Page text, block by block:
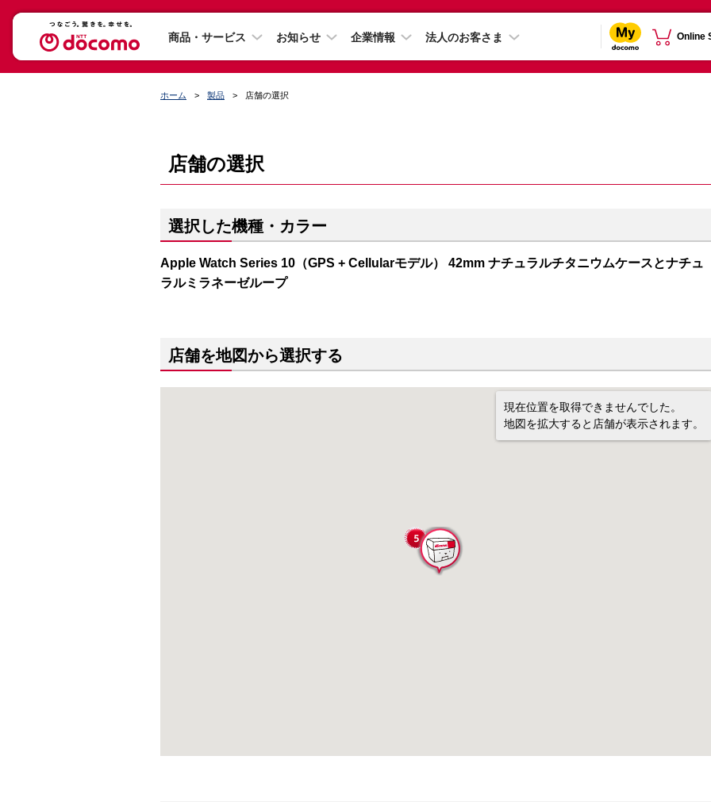
商品・サービス お知らせ 企業情報 法人のお客さま Online
ホーム 製品 店舗の選択
店舗の選択
選択した機種・カラー
Apple Watch Series 10（GPS + Cellularモデル） 42mm ナチュラルチタニウムケースとナチュ
ラルミラネーゼループ
店舗を地図から選択する
現在位置を取得できませんでした。
地図を拡大すると店舗が表示されます。